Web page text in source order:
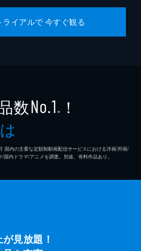
ライアルで 今すぐ観る
数No.1 ※ ！
国内の主要な定額制動画配信サービスにおける洋画/邦画/
内ドラマ/アニメを調査。別途、有料作品あり。
見放題！